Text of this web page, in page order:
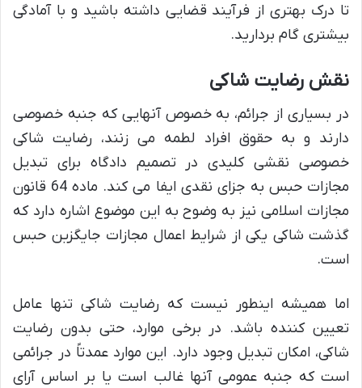
تا درک بهتری از فرآیند قضایی داشته باشید و با آمادگی
بیشتری گام بردارید.
نقش رضایت شاکی
در بسیاری از جرائم، به خصوص آنهایی که جنبه خصوصی
دارند و به حقوق افراد لطمه می زنند، رضایت شاکی
خصوصی نقشی کلیدی در تصمیم دادگاه برای تبدیل
مجازات حبس به جزای نقدی ایفا می کند. ماده 64 قانون
مجازات اسلامی نیز به وضوح به این موضوع اشاره دارد که
گذشت شاکی یکی از شرایط اعمال مجازات جایگزین حبس
است.
اما همیشه اینطور نیست که رضایت شاکی تنها عامل
تعیین کننده باشد. در برخی موارد، حتی بدون رضایت
شاکی، امکان تبدیل وجود دارد. این موارد عمدتاً در جرائمی
است که جنبه عمومی آنها غالب است یا بر اساس آرای